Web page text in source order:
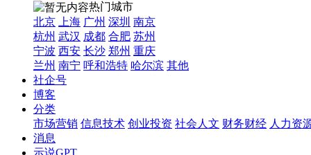
热门城市
北京
上海 广州 深圳 南京
杭州 武汉 成都 合肥 苏州
宁波 西安 长沙 郑州 重庆
兰州 南宁 呼和浩特 哈尔滨 其他
社企号
博客
分类
市场营销 信息技术 创业投资 社会人文 财务财经 人力资
消息
示说GPT